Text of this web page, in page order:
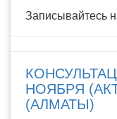
Записывайтесь
НОЯБРЯ
(АЛМАТЫ)